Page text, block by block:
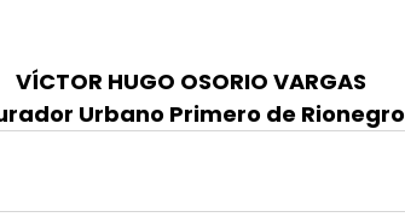
VÍCTOR HUGO OSORIO VARGAS
Urbano Primero de Rionegro